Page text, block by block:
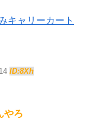
キャリーカート
ID:8Xh
やろ